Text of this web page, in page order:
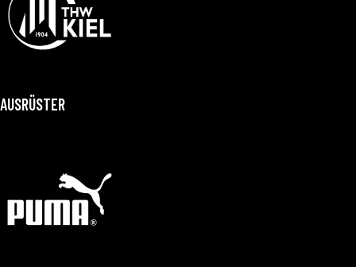
AUSRÜSTER